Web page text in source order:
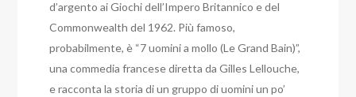
d’argento ai Giochi dell’Impero Britannico e del
Commonwealth del 1962. Più famoso,
probabilmente, è “7 uomini a mollo (Le Grand Bain)”,
una commedia francese diretta da Gilles Lellouche,
e racconta la storia di un gruppo di uomini un po’